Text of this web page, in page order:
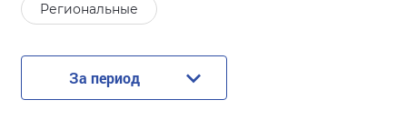
Региональные
За период